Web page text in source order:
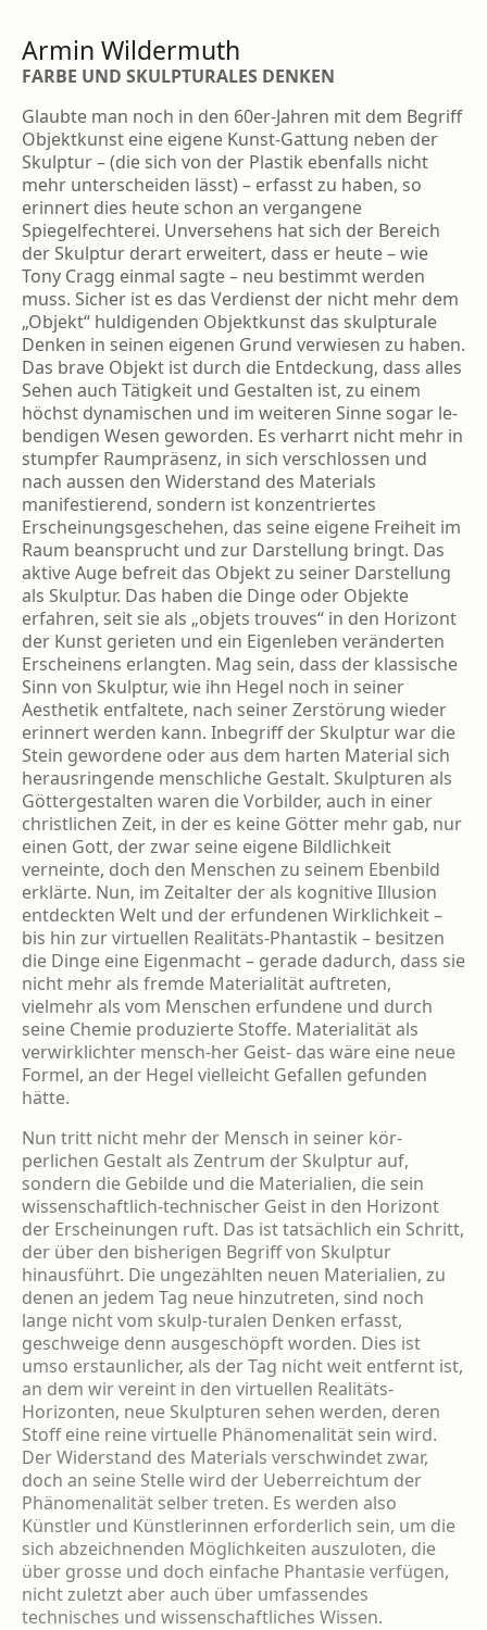
Armin Wildermuth
FARBE UND SKULPTURALES DENKEN
Glaubte man noch in den 60er-Jahren mit dem Begriff
Objektkunst eine eigene Kunst-Gattung neben der
Skulptur – (die sich von der Plastik ebenfalls nicht
mehr unterscheiden lässt) – erfasst zu haben, so
erinnert dies heute schon an vergangene
Spiegelfechterei. Unver­sehens hat sich der Bereich
der Skulptur der­art erweitert, dass er heute – wie
Tony Cragg einmal sagte – neu bestimmt werden
muss. Sicher ist es das Verdienst der nicht mehr dem
„Objekt“ huldigenden Objektkunst das skulpturale
Denken in seinen eigenen Grund verwiesen zu haben.
Das brave Objekt ist durch die Entdeckung, dass alles
Sehen auch Tätigkeit und Gestalten ist, zu einem
höchst dynamischen und im weiteren Sinne sogar le­
bendigen Wesen geworden. Es verharrt nicht mehr in
stumpfer Raumpräsenz, in sich ver­schlossen und
nach aussen den Widerstand des Materials
manifestierend, sondern ist kon­zentriertes
Erscheinungsgeschehen, das sei­ne eigene Freiheit im
Raum beansprucht und zur Darstellung bringt. Das
aktive Auge befreit das Objekt zu seiner Darstellung
als Skulptur. Das haben die Dinge oder Objekte
erfahren, seit sie als „objets trouves“ in den Horizont
der Kunst gerieten und ein Eigenleben veränder­ten
Erscheinens erlangten. Mag sein, dass der klassische
Sinn von Skulptur, wie ihn Hegel noch in seiner
Aesthetik entfaltete, nach sei­ner Zerstörung wieder
erinnert werden kann. Inbegriff der Skulptur war die
Stein geworde­ne oder aus dem harten Material sich
heraus­ringende menschliche Gestalt. Skulpturen als
Göttergestalten waren die Vorbilder, auch in einer
christlichen Zeit, in der es keine Götter mehr gab, nur
einen Gott, der zwar seine eige­ne Bildlichkeit
verneinte, doch den Menschen zu seinem Ebenbild
erklärte. Nun, im Zeitalter der als kognitive Illusion
entdeckten Welt und der erfundenen Wirklichkeit –
bis hin zur virtu­ellen Realitäts-Phantastik – besitzen
die Din­ge eine Eigenmacht – gerade dadurch, dass sie
nicht mehr als fremde Materialität auftre­ten,
vielmehr als vom Menschen erfundene und durch
seine Chemie produzierte Stoffe. Ma­terialität als
verwirklichter mensch-her Geist- das wäre eine neue
Formel, an der Hegel viel­leicht Gefallen gefunden
hätte.
Nun tritt nicht mehr der Mensch in seiner kör­
perlichen Gestalt als Zentrum der Skulptur auf,
sondern die Gebilde und die Materialien, die sein
wissenschaftlich-technischer Geist in den Horizont
der Erscheinungen ruft. Das ist tat­sächlich ein Schritt,
der über den bisherigen Begriff von Skulptur
hinausführt. Die unge­zählten neuen Materialien, zu
denen an jedem Tag neue hinzutreten, sind noch
lange nicht vom skulp-turalen Denken erfasst,
geschwei­ge denn ausgeschöpft worden. Dies ist
umso erstaunlicher, als der Tag nicht weit entfernt ist,
an dem wir vereint in den virtuellen Rea­litäts-
Horizonten, neue Skulpturen sehen wer­den, deren
Stoff eine reine virtuelle Phänome­nalität sein wird.
Der Widerstand des Materials verschwindet zwar,
doch an seine Stelle wird der Ueberreichtum der
Phänomenalität selber treten. Es werden also
Künstler und Künstle­rinnen erforderlich sein, um die
sich abzeich­nenden Möglichkeiten auszuloten, die
über grosse und doch einfache Phantasie verfügen,
nicht zuletzt aber auch über umfassendes
technisches und wissenschaftliches Wissen.